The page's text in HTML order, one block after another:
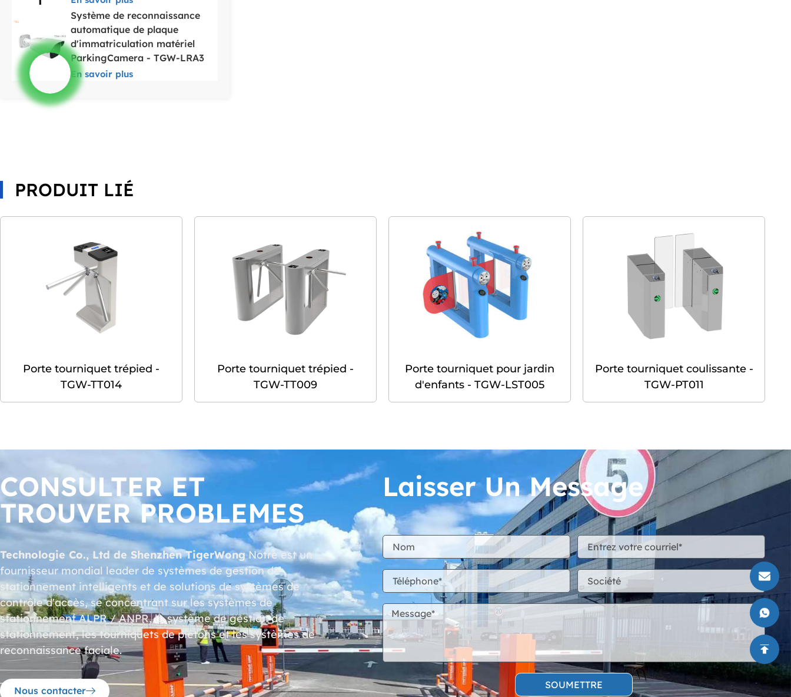
Système de reconnaissance
automatique de plaque
d'immatriculation matériel
ParkingCamera - TGW-LRA3
En savoir plus
PRODUIT LIÉ
Porte tourniquet trépied -
TGW-TT014
Porte tourniquet trépied -
TGW-TT009
Porte tourniquet pour jardin
d'enfants - TGW-LST005
Porte tourniquet coulissante -
TGW-PT011
CONSULTER ET
TROUVER PROBLEMES
Technologie Co., Ltd de Shenzhen TigerWongNotre est un
fournisseur mondial leader de systèmes de gestion de
stationnement intelligents et de solutions de systèmes de
contrôle d'accès, se concentrant sur les systèmes de
stationnement ALPR / ANPR, le système de gestion de
stationnement, les tourniquets de piétons et les systèmes de
reconnaissance faciale.
Nous contacter
Laisser Un Message
SOUMETTRE